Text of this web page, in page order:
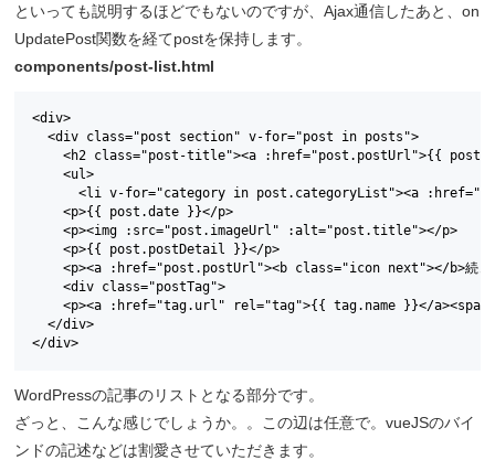
といっても説明するほどでもないのですが、Ajax通信したあと、on
UpdatePost関数を経てpostを保持します。
components/post-list.html
<div>
  <div class="post section" v-for="post in posts">
<h2 class="post-title"><a :href="post.postUrl">{{
    <ul>
<li v-for="category in post.categoryList"><a
    <p>{{ post.date }}</p>
    <p><img :src="post.imageUrl" :alt="post.title"></p>
    <p>{{ post.postDetail }}</p>
<p><a :href="post.postUrl"><b class="icon next"></b>続き
    <div class="postTag">
<p><a :href="tag.url" rel="tag">{{ tag.name }}</
  </div>
</div>
WordPressの記事のリストとなる部分です。
ざっと、こんな感じでしょうか。。この辺は任意で。vueJSのバイ
ンドの記述などは割愛させていただきます。